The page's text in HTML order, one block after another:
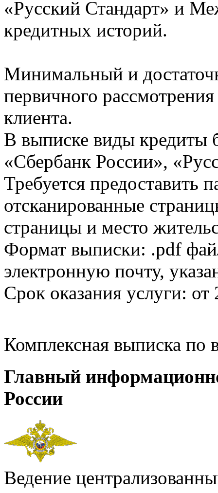
«Русский Стандарт» и
кредитных историй.
Минимальный и
первичного
клиента.
В выписке виды кредиты
«Сбербанк России»,
Требуется предоставить
отсканированные
страницы и место
Формат выписки: .pdf
электронную почту,
Срок оказания услуги: от
Комплексная выписка
Главный
России
Ведение